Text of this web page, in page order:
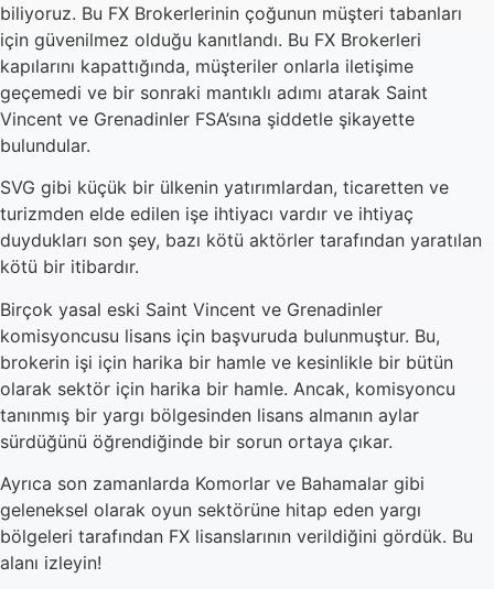
biliyoruz. Bu FX Brokerlerinin çoğunun müşteri tabanları
için güvenilmez olduğu kanıtlandı. Bu FX Brokerleri
kapılarını kapattığında, müşteriler onlarla iletişime
geçemedi ve bir sonraki mantıklı adımı atarak Saint
Vincent ve Grenadinler FSA’sına şiddetle şikayette
bulundular.
SVG gibi küçük bir ülkenin yatırımlardan, ticaretten ve
turizmden elde edilen işe ihtiyacı vardır ve ihtiyaç
duydukları son şey, bazı kötü aktörler tarafından yaratılan
kötü bir itibardır.
Birçok yasal eski Saint Vincent ve Grenadinler
komisyoncusu lisans için başvuruda bulunmuştur. Bu,
brokerin işi için harika bir hamle ve kesinlikle bir bütün
olarak sektör için harika bir hamle. Ancak, komisyoncu
tanınmış bir yargı bölgesinden lisans almanın aylar
sürdüğünü öğrendiğinde bir sorun ortaya çıkar.
Ayrıca son zamanlarda Komorlar ve Bahamalar gibi
geleneksel olarak oyun sektörüne hitap eden yargı
bölgeleri tarafından FX lisanslarının verildiğini gördük. Bu
alanı izleyin!